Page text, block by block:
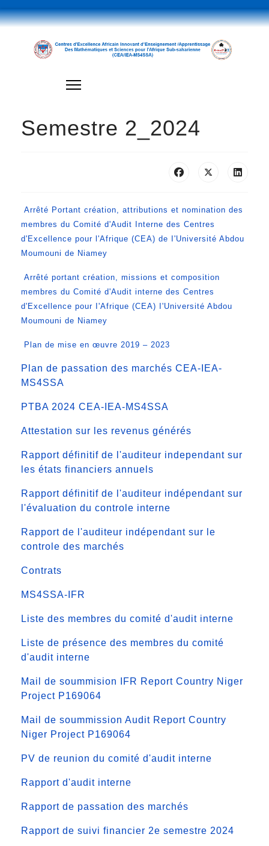
Semestre 2_2024
Arrêté Portant création, attributions et nomination des
membres du Comité d'Audit Interne des Centres
d'Excellence pour l'Afrique (CEA) de I'Université Abdou
Moumouni de Niamey
Arrêté portant création, missions et composition
membres du Comité d'Audit interne des Centres
d'Excellence pour I'Afrique (CEA) I'Université Abdou
Moumouni de Niamey
Plan de mise en œuvre 2019 – 2023
Plan de passation des marchés CEA-IEA-
MS4SSA
PTBA 2024 CEA-IEA-MS4SSA
Attestation sur les revenus générés
Rapport définitif de l'auditeur independant sur
les états financiers annuels
Rapport définitif de l'auditeur indépendant sur
l'évaluation du controle interne
Rapport de l'auditeur indépendant sur le
controle des marchés
Contrats
MS4SSA-IFR
Liste des membres du comité d'audit interne
Liste de présence des membres du comité
d'audit interne
Mail de soummision IFR Report Country Niger
Project P169064
Mail de soummission Audit Report Country
Niger Project P169064
PV de reunion du comité d'audit interne
Rapport d'audit interne
Rapport de passation des marchés
Rapport de suivi financier 2e semestre 2024